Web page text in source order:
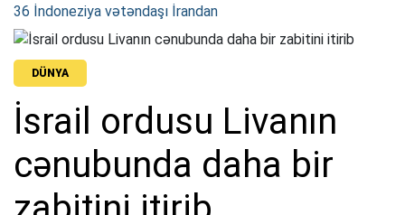
36 İndoneziya vətəndaşı İrandan Azərbaycan sərhədi ilə
DÜNYA
İsrail ordusu Livanın
cənubunda daha bir